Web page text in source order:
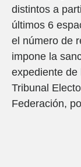
distintos a
últimos 6
el número de
impone la
expediente de
Tribunal
Federación,